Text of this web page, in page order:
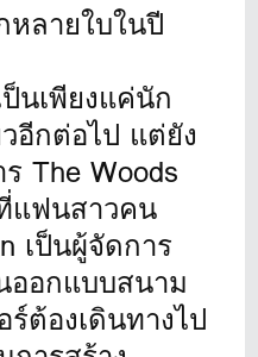
หลายใบในปี
นเพียงแค่นัก
อีกต่อไป แต่ยัง
The Woods
แฟนสาวคน
เป็นผู้จัดการ
ออกแบบสนาม
ต้องเดินทางไป